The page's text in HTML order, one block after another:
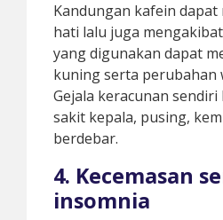
Kandungan kafein dapat
hati lalu juga
yang digunakan dapat
kuning serta perubahan
Gejala keracunan
sakit kepala, pusing,
berdebar.
4. Kecemasan
insomnia